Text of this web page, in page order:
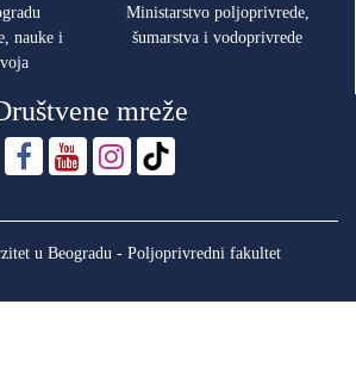
nauke i
Ministarstvo poljoprivrede,
šumarstva i vodoprivrede
mreže
u Beogradu - Poljoprivredni fakultet